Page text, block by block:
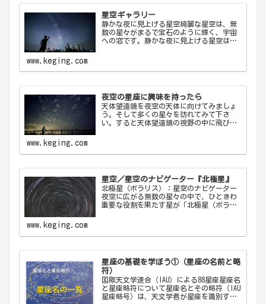
星空ギャラリー
静かな夜に見上げる星空綺麗な星空は、無
数の星々がまるで宝石のように輝く、宇宙
への窓です。静かな夜に見上げる星空は、
さと神秘を感…
www.keging.com
夜空の星座に興味を持ったら
天体望遠鏡を夜空の天体に向けてみましょ
う。そして多くの星々を訪れてみて下さ
い。すると天体望遠鏡の視野の中に飛び込
一生の趣味になることでしょう。
www.keging.com
星空／星空のナビゲーター『北極星』
北極星（ポラリス）：星空のナビゲーター
夜空に広がる無数の星々の中で、ひときわ
重要な役割を果たす星が「北極星（ポラリ
では…
www.keging.com
星座の基礎を学ぼう①（星座の名前と略
符）
国際天文学連合（IAU）による88星座星座名
と星座略符について星座名とその略符（IAU
星座略号）は、天文学者が星座を識別する